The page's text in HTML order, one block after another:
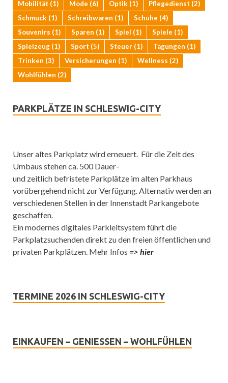
Mobilität (1) Mode (6) Optik (1) Pflegedienst (2)
Schmuck (1) Schreibwaren (1) Schuhe (4)
Souvenirs (1) Sparen (1) Spiel (1) Spiele (1)
Spielzeug (1) Sport (5) Steuer (1) Tagungen (1)
Trinken (3) Versicherungen (1) Wellness (2)
Wohlfühlen (2)
PARKPLÄTZE IN SCHLESWIG-CITY
Unser altes Parkplatz wird erneuert. Für die Zeit des
Umbaus stehen ca. 500 Dauer-
und zeitlich befristete Parkplätze im alten Parkhaus
vorübergehend nicht zur Verfügung. Alternativ werden an
verschiedenen Stellen in der Innenstadt Parkangebote
geschaffen.
Ein modernes digitales Parkleitsystem führt die
Parkplatzsuchenden direkt zu den freien öffentlichen und
privaten Parkplätzen. Mehr Infos => hier
TERMINE 2026 IN SCHLESWIG-CITY
EINKAUFEN – GENIESSEN – WOHLFÜHLEN